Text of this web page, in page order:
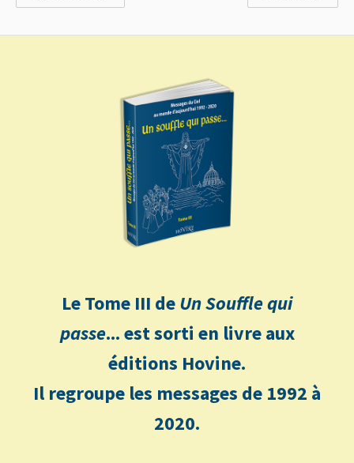
Le Tome III deUn Souffle qui
passe... est sorti en livre aux
éditions Hovine.
Il regroupe les messages de 1992 à
2020.